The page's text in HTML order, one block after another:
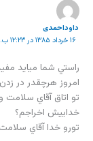
داوداحمدی
۱۶ خرداد ۱۳۸۵ در ۱۲:۲۳ ب.ظ
راستي شما ميايد مفيد
امروز هرچقدر در
تو اتاق آقاي سلامت
خداييش اخراجم؟
تورو خدا آقاي